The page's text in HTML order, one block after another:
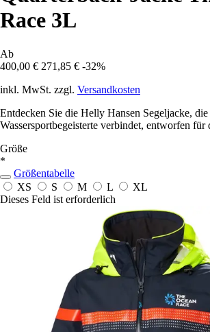
Race 3L
Ab
400,00 € 271,85 € -32%
inkl. MwSt. zzgl. Versandkosten
Entdecken Sie die Helly Hansen Segeljacke,
Wassersportbegeisterte verbindet, entworfen für
Größe
*
Größentabelle
XS
S M L
XL
Dieses Feld ist erforderlich